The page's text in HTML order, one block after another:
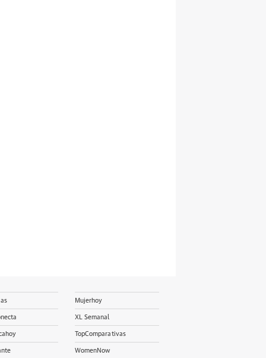
Mujerhoy
XL Semanal
TopComparativas
WomenNow